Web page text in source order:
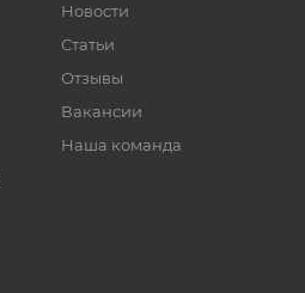
Новости
Статьи
Отзывы
Вакансии
Наша команда